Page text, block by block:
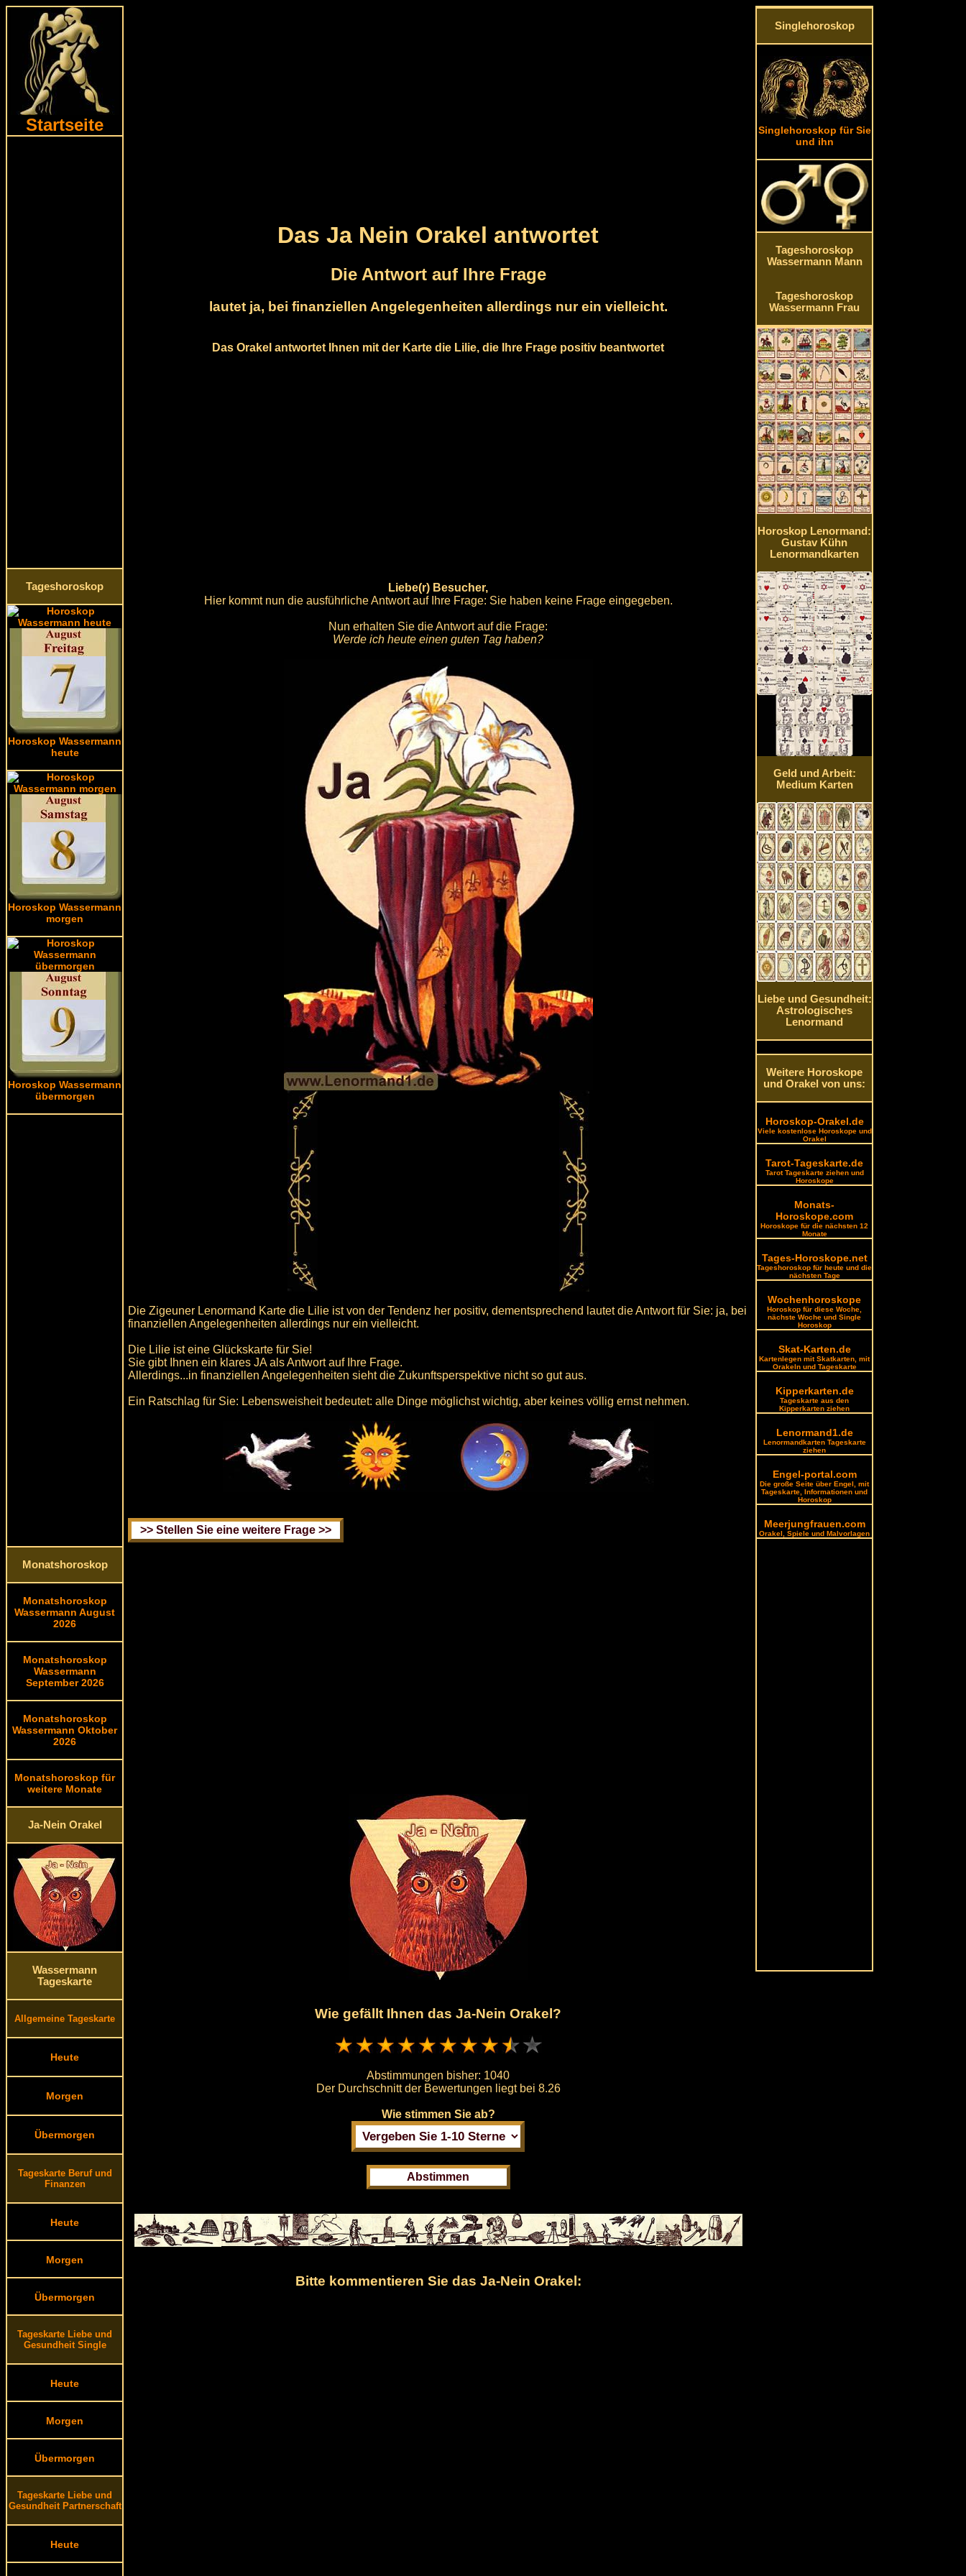
Startseite
Tageshoroskop
Horoskop Wassermann
heute
Horoskop Wassermann
morgen
Horoskop Wassermann
übermorgen
Monatshoroskop
Monatshoroskop
Wassermann August
2026
Monatshoroskop
Wassermann
September 2026
Monatshoroskop
Wassermann Oktober
2026
Monatshoroskop für
weitere Monate
Ja-Nein Orakel
Wassermann
Tageskarte
Allgemeine Tageskarte
Heute
Morgen
Übermorgen
Tageskarte Beruf und
Finanzen
Heute
Morgen
Übermorgen
Tageskarte Liebe und
Gesundheit Single
Heute
Morgen
Übermorgen
Tageskarte Liebe und
Gesundheit Partnerschaft
Heute
Das Ja Nein Orakel antwortet
Die Antwort auf Ihre Frage
lautet ja, bei finanziellen Angelegenheiten allerdings nur ein vielleicht.
Das Orakel antwortet Ihnen mit der Karte die Lilie, die Ihre Frage positiv beantwortet
Liebe(r) Besucher,
Hier kommt nun die ausführliche Antwort auf Ihre Frage: Sie haben keine Frage eingegeben.
Nun erhalten Sie die Antwort auf die Frage:
Werde ich heute einen guten Tag haben?
Die Zigeuner Lenormand Karte die Lilie ist von der Tendenz her positiv, dementsprechend lautet die Antwort für Sie: ja, bei
finanziellen Angelegenheiten allerdings nur ein vielleicht.
Die Lilie ist eine Glückskarte für Sie!
Sie gibt Ihnen ein klares JA als Antwort auf Ihre Frage.
Allerdings...in finanziellen Angelegenheiten sieht die Zukunftsperspektive nicht so gut aus.
Ein Ratschlag für Sie: Lebensweisheit bedeutet: alle Dinge möglichst wichtig, aber keines völlig ernst nehmen.
Wie gefällt Ihnen das Ja-Nein Orakel?
Abstimmungen bisher: 1040
Der Durchschnitt der Bewertungen liegt bei 8.26
Wie stimmen Sie ab?
Bitte kommentieren Sie das Ja-Nein Orakel:
Singlehoroskop
Singlehoroskop für Sie
und ihn
Tageshoroskop
Wassermann Mann
Tageshoroskop
Wassermann Frau
Horoskop Lenormand:
Gustav Kühn
Lenormandkarten
Geld und Arbeit:
Medium Karten
Liebe und Gesundheit:
Astrologisches
Lenormand
Weitere Horoskope
und Orakel von uns:
Horoskop-Orakel.de
Viele kostenlose Horoskope und
Orakel
Tarot-Tageskarte.de
Tarot Tageskarte ziehen und
Horoskope
Monats-
Horoskope.com
Horoskope für die nächsten 12
Monate
Tages-Horoskope.net
Tageshoroskop für heute und die
nächsten Tage
Wochenhoroskope
Horoskop für diese Woche,
nächste Woche und Single
Horoskop
Skat-Karten.de
Kartenlegen mit Skatkarten, mit
Orakeln und Tageskarte
Kipperkarten.de
Tageskarte aus den
Kipperkarten ziehen
Lenormand1.de
Lenormandkarten Tageskarte
ziehen
Engel-portal.com
Die große Seite über Engel, mit
Tageskarte, Informationen und
Horoskop
Meerjungfrauen.com
Orakel, Spiele und Malvorlagen